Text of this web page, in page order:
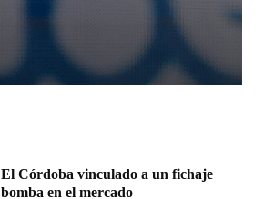
El Córdoba vinculado a un fichaje
bomba en el mercado